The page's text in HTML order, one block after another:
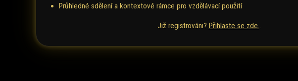
Průhledné sdělení a kontextové rámce pro vzdělávací použití
Již registrováni? Přihlaste se zde.